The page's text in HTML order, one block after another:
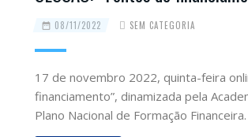
08/11/2022 SEM CATEGORIA
17 de novembro 2022, quinta-feira
financiamento”, dinamizada pela
Plano Nacional de Formação